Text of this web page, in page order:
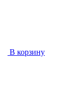
В корзину